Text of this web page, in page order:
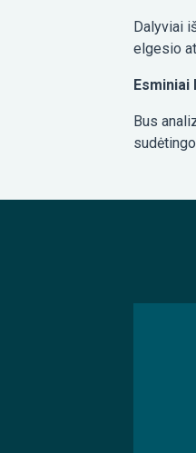
Dalyviai
elgesio
Esminiai
Bus